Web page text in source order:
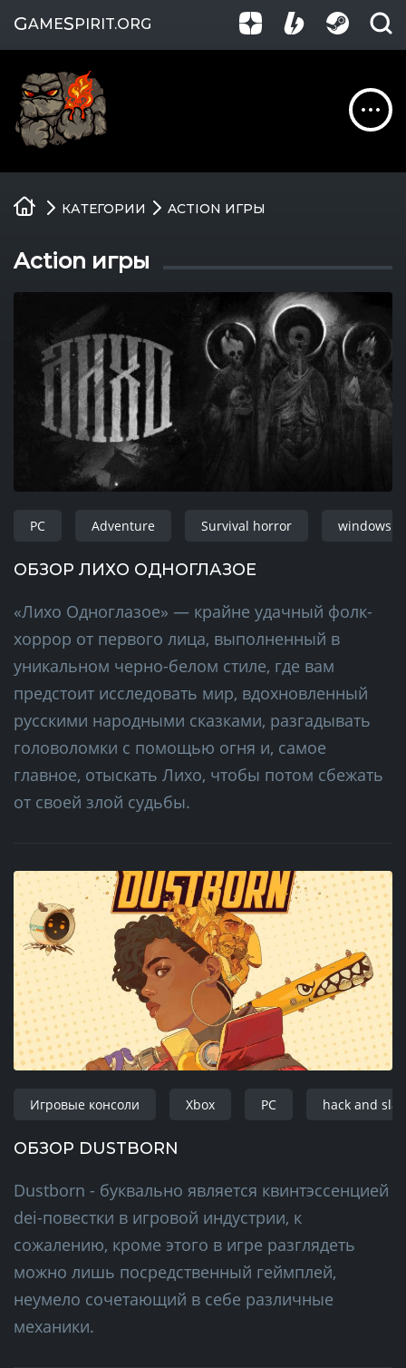
GAMESPIRIT.ORG
Игры
Компании
КАТЕГОРИИ ACTION ИГРЫ
Action игры
PC Adventure Survival horror windows
ОБЗОР ЛИХО ОДНОГЛАЗОЕ
«Лихо Одноглазое» — крайне удачный фолк-
хоррор от первого лица, выполненный в
уникальном черно-белом стиле, где вам
предстоит исследовать мир, вдохновленный
русскими народными сказками, разгадывать
головоломки с помощью огня и, самое
главное, отыскать Лихо, чтобы потом сбежать
от своей злой судьбы.
Игровые консоли Xbox PC hack and
ОБЗОР DUSTBORN
Dustborn - буквально является квинтэссенцией
dei-повестки в игровой индустрии, к
сожалению, кроме этого в игре разглядеть
можно лишь посредственный геймплей,
неумело сочетающий в себе различные
механики.